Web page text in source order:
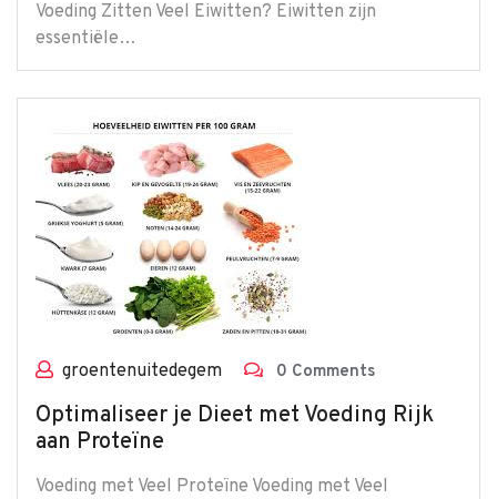
Voeding Zitten Veel Eiwitten? Eiwitten zijn
essentiële…
groentenuitedegem 0 Comments
Optimaliseer je Dieet met Voeding Rijk
aan Proteïne
Voeding met Veel Proteïne Voeding met Veel